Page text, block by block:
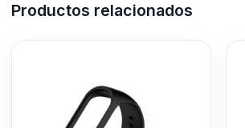
Productos relacionados